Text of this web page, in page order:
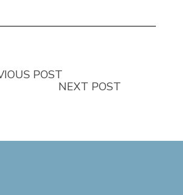
POST
NEXT POST